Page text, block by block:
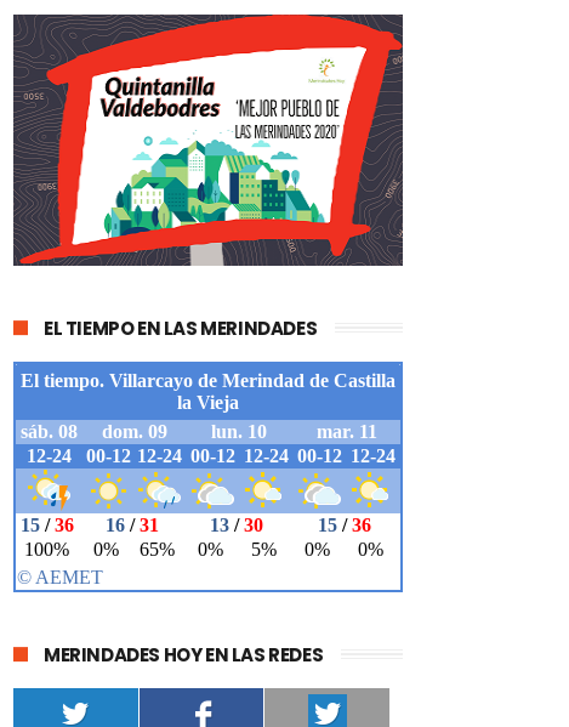
EL TIEMPO EN LAS MERINDADES
MERINDADES HOY EN LAS REDES